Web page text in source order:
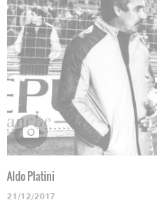
Aldo Platini
21/12/2017